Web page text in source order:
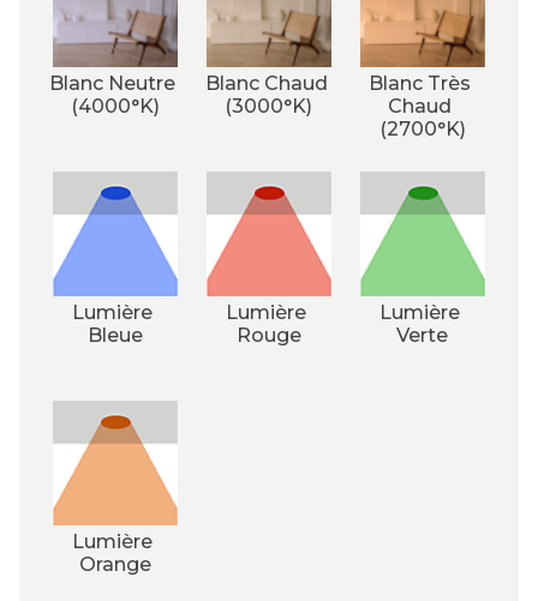
Blanc Neutre
(4000°K)
Blanc Chaud
(3000°K)
Blanc Très
Chaud
(2700°K)
Lumière
Bleue
Lumière
Rouge
Lumière
Verte
Lumière
Orange